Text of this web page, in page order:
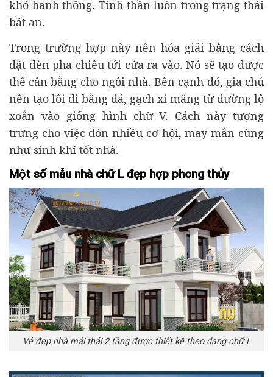
khó hanh thông. Tinh thần luôn trong trạng thái
bất an.
Trong trường hợp này nên hóa giải bằng cách
đặt đèn pha chiếu tới cửa ra vào. Nó sẽ tạo được
thế cân bằng cho ngôi nhà. Bên cạnh đó, gia chủ
nên tạo lối đi bằng đá, gạch xi măng từ đường lộ
xoắn vào giống hình chữ V. Cách này tượng
trưng cho việc đón nhiều cơ hội, may mắn cũng
như sinh khí tốt nhà.
Một số mẫu nhà chữ L đẹp hợp phong thủy
Vẻ đẹp nhà mái thái 2 tầng được thiết kế theo dạng chữ L